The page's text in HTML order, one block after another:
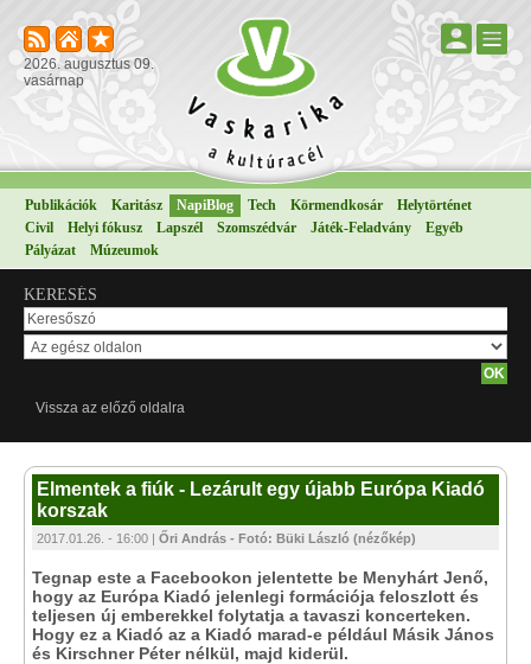
2026. augusztus 09.
vasárnap
Publikációk Karitász NapiBlog Tech Körmendkosár
Helytörténet
Civil
Helyi fókusz Lapszél Szomszédvár Játék-Feladvány
Egyéb
Pályázat
Múzeumok
KERESÉS
Vissza az előző oldalra
Elmentek a fiúk - Lezárult egy újabb Európa Kiadó
korszak
2017.01.26. - 16:00 | Őri András - Fotó: Büki László (nézőkép)
Tegnap este a Facebookon jelentette be Menyhárt Jenő,
hogy az Európa Kiadó jelenlegi formációja feloszlott és
teljesen új emberekkel folytatja a tavaszi koncerteken.
Hogy ez a Kiadó az a Kiadó marad-e például Másik János
és Kirschner Péter nélkül, majd kiderül.